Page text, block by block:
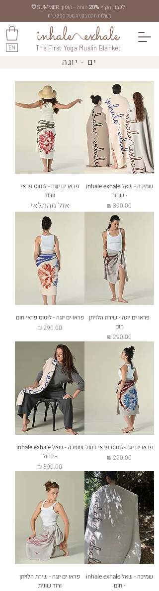
לכבוד הקיץ20% הנחה - קופון: SUMMER 🤍
משלוח חינם בקניה מעל 390 ש"ח
EN The First Yoga Muslin Blanket
ים - יוגה
שמיכה - שאל inhale exhale
- שחור
מחיר
פראו ים יוגה - לוטוס פראי
וורוד
אזל מהמלאי
פראו ים יוגה - שירת הלויתן
חום
מחיר
פראו ים יוגה - לוטוס פראי חום
מחיר
פראו ים יוגה-לוטוס פראי כחול
מחיר
שמיכה - שאל inhale exhale
- כחול
מחיר
שמיכה - שאל inhale exhale
- חום
פראו ים יוגה - שירת הלויתן
ורוד שונית